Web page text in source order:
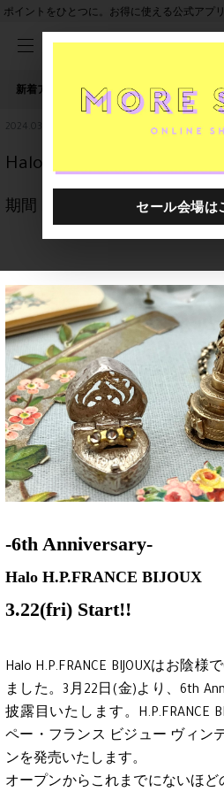
ポイントをひとつに。お得に使える公式アプ
新着アイテム 人気ワード セール
2024.03.18
Halo H.P.FRANCE BIJOUX
期間： 2024年3月22日(金)〜
-6th Anniversary-
Halo H.P.FRANCE BIJOUX
3.22(fri) Start!!
Halo H.P.FRANCE BIJOUXはお陰
ました。3月22日(金)より、6th
披露目いたします。H.P.FRANCE
ペー・フランス ビジュー ヴィン
ンを発売いたします。
オープンからこれまでにないほ